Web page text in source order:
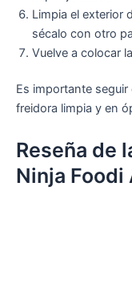
Limpia el exterior
sécalo con otro
Vuelve a colocar
Es importante
freidora limpia y en
Reseña de
Ninja Foodi